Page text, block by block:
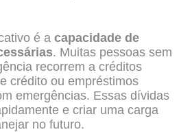
é a capacidade de
. Muitas pessoas sem
recorrem a créditos
crédito ou empréstimos
emergências. Essas dívidas
e criar uma carga
no futuro.